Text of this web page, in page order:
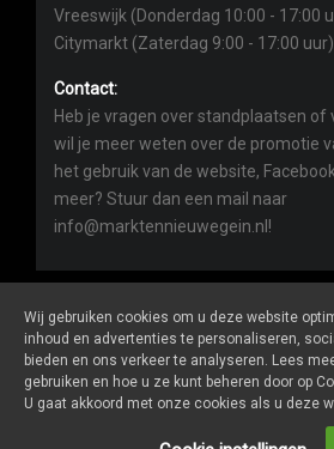
Vreeswijk (Donderdag 10:00 - 17:00
Citymarkt (Zaterdag 9:00 - 17:00 uur)
Contact:
Heb je vragen over standplaatsen of
wil je meer weten over de promotie
het gebruik van de website,
meer? Stuur dan een mail naar
info@marktennieuwegein.nl!
Marktennieuwegein.nlis een website
ALGEMENE
Wij gebruiken cookies om u deze website
inhoud en advertenties te personaliseren,
bieden en ons verkeer te analyseren. Lees
gebruiken en hoe u ze kunt beheren door op
U gaat akkoord met onze cookies als u deze